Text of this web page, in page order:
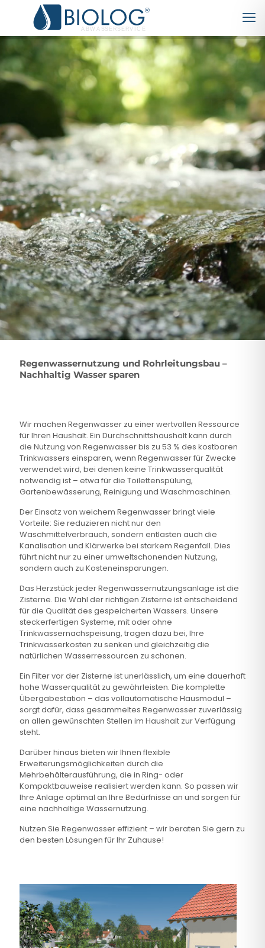
Regenwassernutzung und Rohrleitungsbau –
Nachhaltig Wasser sparen
Wir machen Regenwasser zu einer wertvollen Ressource
für Ihren Haushalt. Ein Durchschnittshaushalt kann durch
die Nutzung von Regenwasser bis zu 53 % des kostbaren
Trinkwassers einsparen, wenn Regenwasser für Zwecke
verwendet wird, bei denen keine Trinkwasserqualität
notwendig ist – etwa für die Toilettenspülung,
Gartenbewässerung, Reinigung und Waschmaschinen.
Der Einsatz von weichem Regenwasser bringt viele
Vorteile: Sie reduzieren nicht nur den
Waschmittelverbrauch, sondern entlasten auch die
Kanalisation und Klärwerke bei starkem Regenfall. Dies
führt nicht nur zu einer umweltschonenden Nutzung,
sondern auch zu Kosteneinsparungen.
Das Herzstück jeder Regenwassernutzungsanlage ist die
Zisterne. Die Wahl der richtigen Zisterne ist entscheidend
für die Qualität des gespeicherten Wassers. Unsere
steckerfertigen Systeme, mit oder ohne
Trinkwassernachspeisung, tragen dazu bei, Ihre
Trinkwasserkosten zu senken und gleichzeitig die
natürlichen Wasserressourcen zu schonen.
Ein Filter vor der Zisterne ist unerlässlich, um eine dauerhaft
hohe Wasserqualität zu gewährleisten. Die komplette
Übergabestation – das vollautomatische Hausmodul –
sorgt dafür, dass gesammeltes Regenwasser zuverlässig
an allen gewünschten Stellen im Haushalt zur Verfügung
steht.
Darüber hinaus bieten wir Ihnen flexible
Erweiterungsmöglichkeiten durch die
Mehrbehälterausführung, die in Ring- oder
Kompaktbauweise realisiert werden kann. So passen wir
Ihre Anlage optimal an Ihre Bedürfnisse an und sorgen für
eine nachhaltige Wassernutzung.
Nutzen Sie Regenwasser effizient – wir beraten Sie gern zu
den besten Lösungen für Ihr Zuhause!